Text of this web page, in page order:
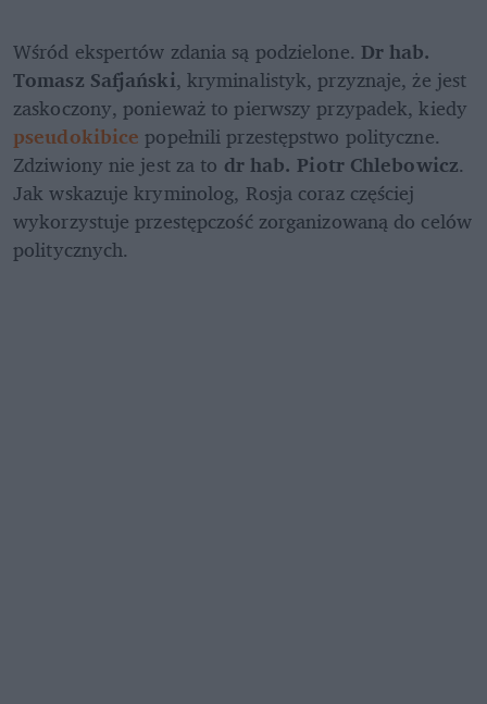
Wśród ekspertów zdania są podzielone. Dr hab.
Tomasz Safjański, kryminalistyk, przyznaje, że jest
pseudokibice popełnili przestępstwo polityczne.
Zdziwiony nie jest za to dr hab. Piotr Chlebowicz.
Jak wskazuje kryminolog, Rosja coraz częściej
wykorzystuje przestępczość zorganizowaną do celów
politycznych.